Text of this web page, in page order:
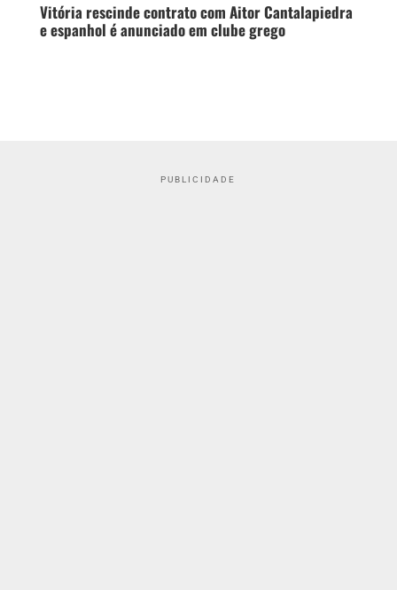
Vitória rescinde contrato com Aitor Cantalapiedra
e espanhol é anunciado em clube grego
PUBLICIDADE